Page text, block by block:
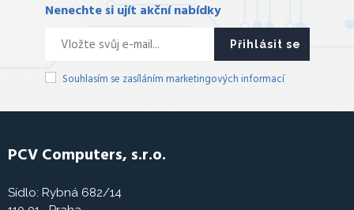
Nenechte si ujít akční nabídky
Přihlásit se
Souhlasím se zasíláním marketingových informací
PCV Computers, s.r.o.
Sídlo: Rybná 682/14